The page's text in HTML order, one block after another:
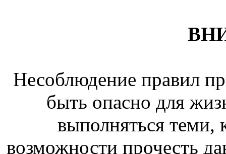
Несоблюдение правил
быть опасно для
выполняться теми,
возможности прочесть